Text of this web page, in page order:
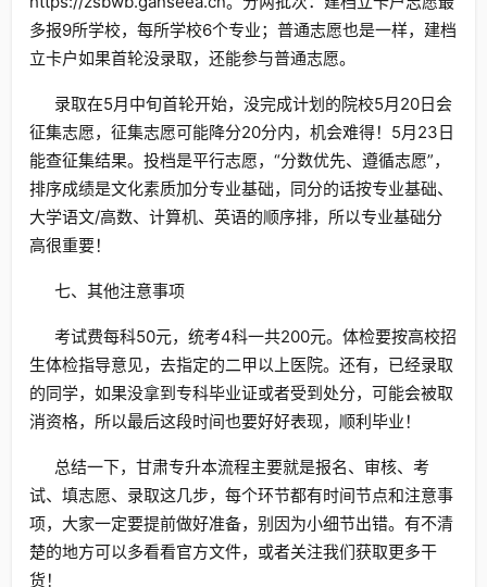
多报9所学校，每所学校6个专业；普通志愿也是一样，建档
立卡户如果首轮没录取，还能参与普通志愿。
录取在5月中旬首轮开始，没完成计划的院校5月20日会
征集志愿，征集志愿可能降分20分内，机会难得！5月23日
能查征集结果。投档是平行志愿，“分数优先、遵循志愿”，
排序成绩是文化素质加分专业基础，同分的话按专业基础、
大学语文/高数、计算机、英语的顺序排，所以专业基础分
高很重要！
七、其他注意事项
考试费每科50元，统考4科一共200元。体检要按高校招
生体检指导意见，去指定的二甲以上医院。还有，已经录取
的同学，如果没拿到专科毕业证或者受到处分，可能会被取
消资格，所以最后这段时间也要好好表现，顺利毕业！
总结一下，甘肃专升本流程主要就是报名、审核、考
试、填志愿、录取这几步，每个环节都有时间节点和注意事
项，大家一定要提前做好准备，别因为小细节出错。有不清
楚的地方可以多看看官方文件，或者关注我们获取更多干
货！